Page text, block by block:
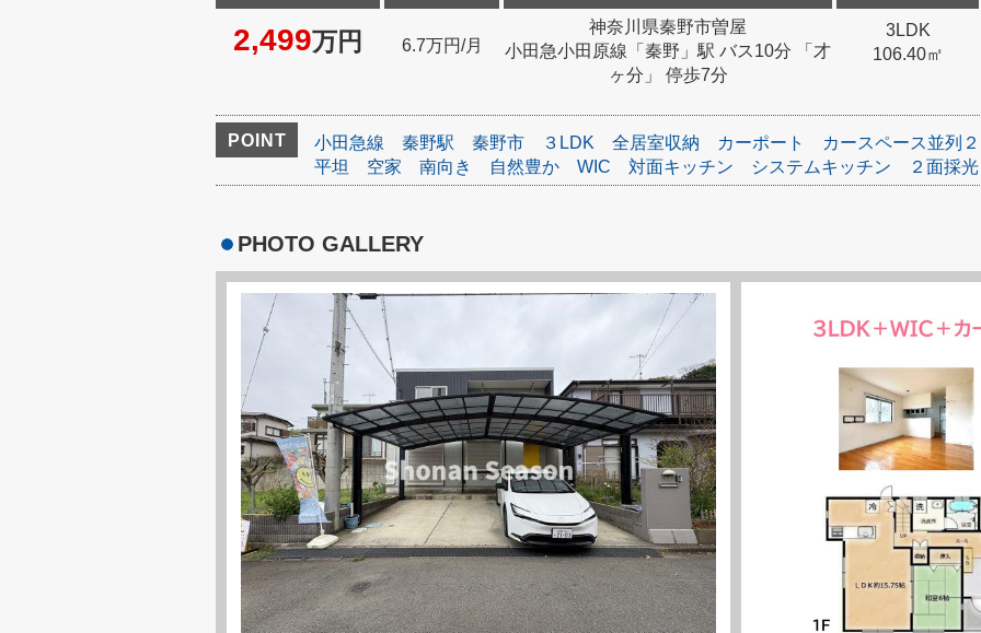
2,499万円 6.7万円/月
神奈川県秦野市曽屋
小田急小田原線「秦野」駅 バス10分 「才
ヶ分」 停歩7分
3LDK
106.40㎡
POINT 小田急線 秦野駅 秦野市 ３LDK 全居室収納 カーポート
カースペース並列
平坦
空家 南向き 自然豊か WIC 対面キッチン システムキッチン ２面採光
PHOTO GALLERY